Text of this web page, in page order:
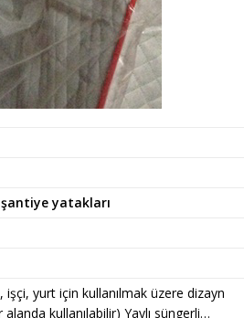
şantiye yatakları
yurt için kullanılmak üzere dizayn
kullanılabilir) Yaylı süngerli…